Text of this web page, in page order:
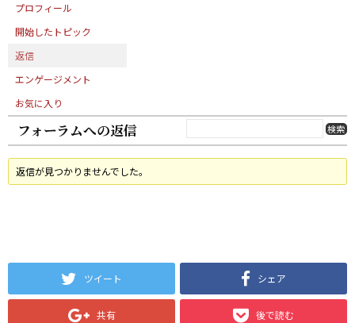
プロフィール
開始したトピック
返信
エンゲージメント
お気に入り
フォーラムへの返信
返信が見つかりませんでした。
ツイート シェア
共有 後で読む